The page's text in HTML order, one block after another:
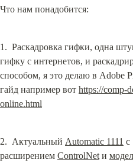
Что нам понадобится:
1.  Раскадровка гифки, одна
гифку с интернетов, и
способом, я это делаю в Adobe
гайд например вот https://comp-
online.html
2.  Актуальный Automatic 1111 с
расширением ControlNet и